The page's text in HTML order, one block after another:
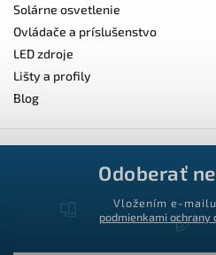
Solárne osvetlenie
Ovládače a príslušenstvo
LED zdroje
Lišty a profily
Blog
Odoberať
Vložením e-
podmienkami ochrany